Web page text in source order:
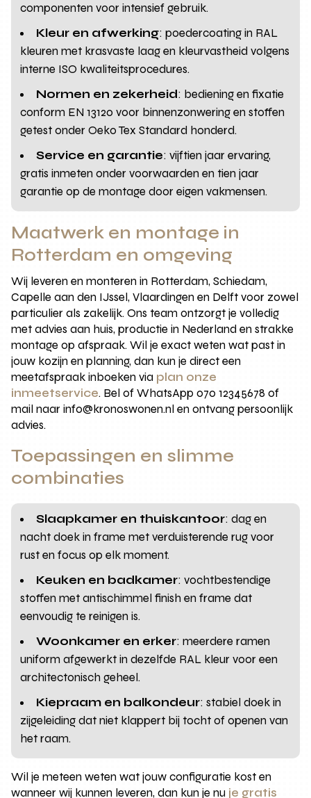
componenten voor intensief gebruik.
Kleur en afwerking: poedercoating in RAL
kleuren met krasvaste laag en kleurvastheid volgens
interne ISO kwaliteitsprocedures.
Normen en zekerheid: bediening en fixatie
conform EN 13120 voor binnenzonwering en stoffen
getest onder Oeko Tex Standard honderd.
Service en garantie: vijftien jaar ervaring,
gratis inmeten onder voorwaarden en tien jaar
garantie op de montage door eigen vakmensen.
Maatwerk en montage in
Rotterdam en omgeving
Wij leveren en monteren in Rotterdam, Schiedam,
Capelle aan den IJssel, Vlaardingen en Delft voor zowel
particulier als zakelijk. Ons team ontzorgt je volledig
met advies aan huis, productie in Nederland en strakke
montage op afspraak. Wil je exact weten wat past in
jouw kozijn en planning, dan kun je direct een
meetafspraak inboeken via plan onze
inmeetservice. Bel of WhatsApp 070 12345678 of
mail naar info@kronoswonen.nl en ontvang persoonlijk
advies.
Toepassingen en slimme
combinaties
Slaapkamer en thuiskantoor: dag en
nacht doek in frame met verduisterende rug voor
rust en focus op elk moment.
Keuken en badkamer: vochtbestendige
stoffen met antischimmel finish en frame dat
eenvoudig te reinigen is.
Woonkamer en erker: meerdere ramen
uniform afgewerkt in dezelfde RAL kleur voor een
architectonisch geheel.
Kiepraam en balkondeur: stabiel doek in
zijgeleiding dat niet klappert bij tocht of openen van
het raam.
Wil je meteen weten wat jouw configuratie kost en
wanneer wij kunnen leveren, dan kun je nu je gratis